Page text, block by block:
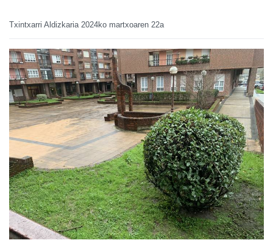
Txintxarri Aldizkaria 2024ko martxoaren 22a